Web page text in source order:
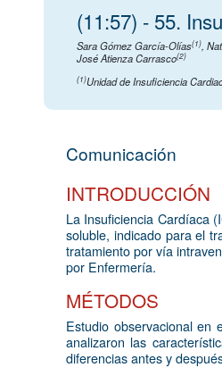
(11:57) - 55.
Sara Gómez García-Olías(1),
José Atienza Carrasco(2)
(1)Unidad de Insuficiencia
Comunicación
INTRODUCCIÓN
La Insuficiencia Cardíaca
soluble, indicado para el
tratamiento por vía
por Enfermería.
MÉTODOS
Estudio observacional en
analizaron las
diferencias antes y